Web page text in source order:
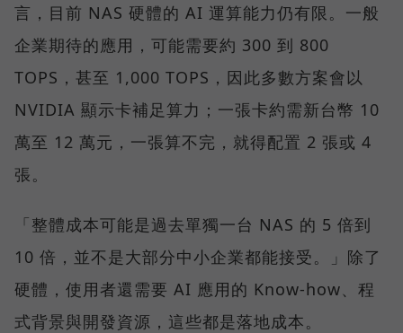
言，目前 NAS 硬體的 AI 運算能力仍有限。一般
企業期待的應用，可能需要約 300 到 800
TOPS，甚至 1,000 TOPS，因此多數方案會以
NVIDIA 顯示卡補足算力；一張卡約需新台幣 10
萬至 12 萬元，一張算不完，就得配置 2 張或 4
張。
「整體成本可能是過去單獨一台 NAS 的 5 倍到
10 倍，並不是大部分中小企業都能接受。」除了
硬體，使用者還需要 AI 應用的 Know-how、程
式背景與開發資源，這些都是落地成本。